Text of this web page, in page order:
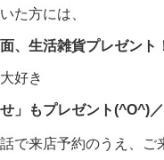
た方には、
、生活雑貨プレゼント
好き
」もプレゼント(^O^)／
で来店予約のうえ、ご